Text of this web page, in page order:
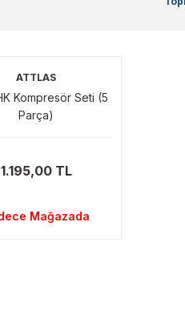
ATTLAS
Kompresör Seti (5
Parça)
1.195,00 TL
Mağazada